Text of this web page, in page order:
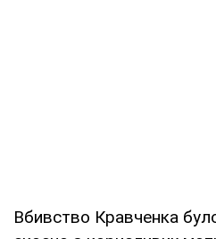
Вбивство Кравченка